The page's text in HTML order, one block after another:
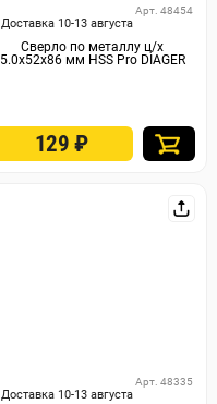
Доставка 10-13 августа
Арт. 48454
Сверло по металлу ц/х
5.0х52х86 мм HSS Pro DIAGER
129 ₽
Доставка 10-13 августа
Арт. 48335